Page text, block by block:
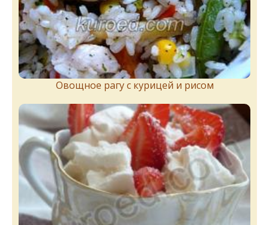
Овощное рагу с курицей и рисом